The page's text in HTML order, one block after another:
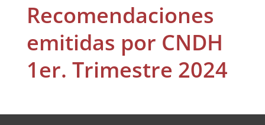
Recomendaciones
emitidas por CNDH
1er. Trimestre 2024